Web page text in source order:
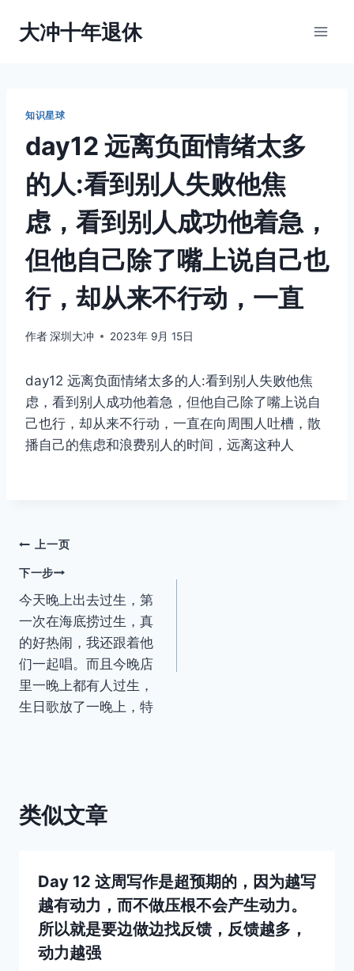
大冲十年退休
知识星球
day12 远离负面情绪太多
的人:看到别人失败他焦
虑，看到别人成功他着急，
但他自己除了嘴上说自己也
行，却从来不行动，一直
作者深圳大冲 2023年 9月 15日
day12 远离负面情绪太多的人:看到别人失败他焦
虑，看到别人成功他着急，但他自己除了嘴上说自
己也行，却从来不行动，一直在向周围人吐槽，散
播自己的焦虑和浪费别人的时间，远离这种人
文
章
导
航
上一页
下一步
今天晚上出去过生，第
一次在海底捞过生，真
的好热闹，我还跟着他
们一起唱。而且今晚店
里一晚上都有人过生，
生日歌放了一晚上，特
类似文章
Day 12 这周写作是超预期的，因为越写
越有动力，而不做压根不会产生动力。
所以就是要边做边找反馈，反馈越多，
动力越强